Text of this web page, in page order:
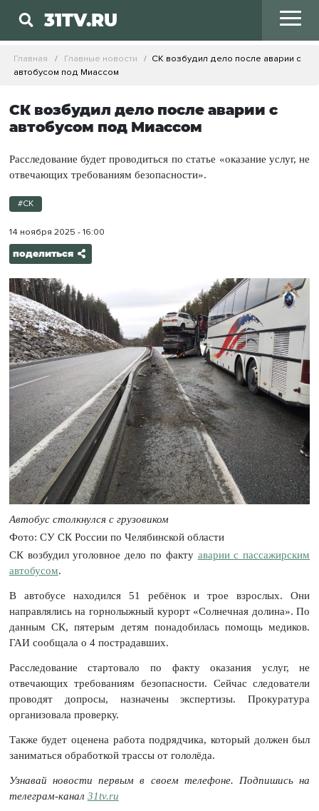
31TV.RU
Главная Главные новости
СК возбудил дело после аварии с
автобусом под Миассом
СК возбудил дело после аварии с
автобусом под Миассом
Расследование будет проводиться по статье «оказание услуг, не
отвечающих требованиям безопасности».
#СК
14 ноября 2025 - 16:00
поделиться
Автобус столкнулся с грузовиком
Фото: СУ СК России по Челябинской области
СК возбудил уголовное дело по факту аварии с пассажирским
автобусом.
В автобусе находился 51 ребёнок и трое взрослых. Они
направлялись на горнолыжный курорт «Солнечная долина». По
данным СК, пятерым детям понадобилась помощь медиков.
ГАИ сообщала о 4 пострадавших.
Расследование стартовало по факту оказания услуг, не
отвечающих требованиям безопасности. Сейчас следователи
проводят допросы, назначены экспертизы. Прокуратура
организовала проверку.
Также будет оценена работа подрядчика, который должен был
заниматься обработкой трассы от гололёда.
Узнавай новости первым в своем телефоне. Подпишись на
телеграм-канал 31tv.ru